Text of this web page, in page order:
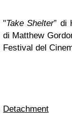
"Take Shelter” di
di Matthew
Festival del
Detachment